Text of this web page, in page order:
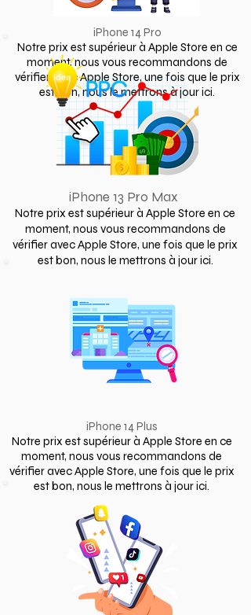
iPhone 14 Pro
Notre prix est supérieur à Apple Store en ce
moment, nous vous recommandons de
vérifier avec Apple Store, une fois que le prix
est bon, nous le mettrons à jour ici.
iPhone 14 Plus
Notre prix est supérieur à Apple Store en ce
moment, nous vous recommandons de
vérifier avec Apple Store, une fois que le prix
est bon, nous le mettrons à jour ici.
iPhone 13 Pro Max
Notre prix est supérieur à Apple Store en ce
moment, nous vous recommandons de
vérifier avec Apple Store, une fois que le prix
est bon, nous le mettrons à jour ici.